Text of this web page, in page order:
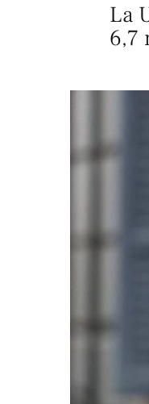
La
6,7